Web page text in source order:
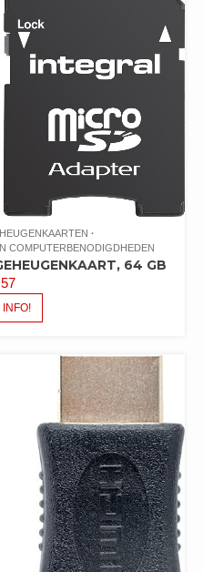
COMPUTERBENODIGDHEDEN
64 GB
INFO!